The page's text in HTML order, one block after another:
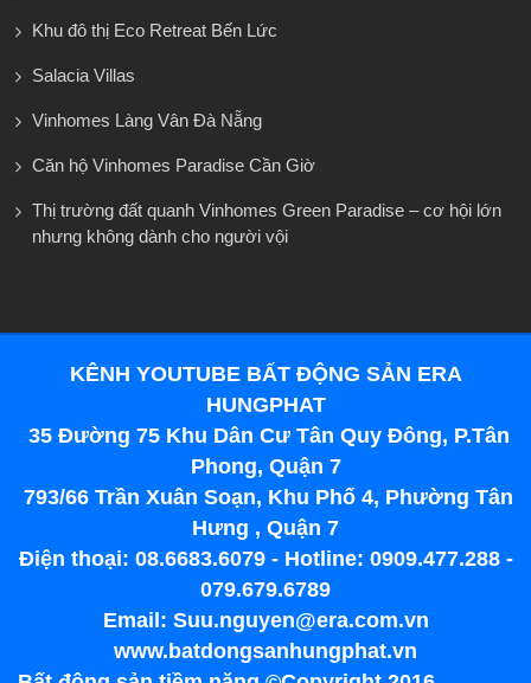
Khu đô thị Eco Retreat Bến Lức
Salacia Villas
Vinhomes Làng Vân Đà Nẵng
Căn hộ Vinhomes Paradise Cần Giờ
Thị trường đất quanh Vinhomes Green Paradise – cơ hội lớn
nhưng không dành cho người vội
KÊNH YOUTUBE BẤT ĐỘNG SẢN ERA
HUNGPHAT
35 Đường 75 Khu Dân Cư Tân Quy Đông, P.Tân
Phong, Quận 7
793/66 Trần Xuân Soạn, Khu Phố 4, Phường Tân
Hưng , Quận 7
Điện thoại: 08.6683.6079 - Hotline: 0909.477.288 -
079.679.6789
Email: Suu.nguyen@era.com.vn
www.batdongsanhungphat.vn